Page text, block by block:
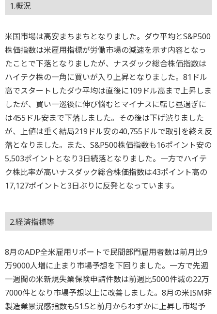
1.概況
米国市場は高安まちまちとなりました。ダウ平均とS&P500
株価指数は米雇用指標が労働市場の減速を示す内容となっ
たことで下落となりましたが、ナスダック総合株価指数は
ハイテク株の一角に買いが入り上昇となりました。81ドル
高でスタートしたダウ平均は直後に109ドル高まで上昇しま
したが、買い一巡後に伸び悩むとマイナスに転じ昼過ぎに
は455ドル安まで下落しました。その後は下げ渋りました
が、上値は重く結局219ドル安の40,755ドルで取引を終え反
落となりました。また、S&P500株価指数も16ポイント安の
5,503ポイントとなり3日続落となりました。一方でハイテ
ク株比率が高いナスダック総合株価指数は43ポイント高の
17,127ポイントと3日ぶりに反発となっています。
2.経済指標等
8月のADP全米雇用リポートで民間部門雇用者数は前月比9
万9000人増に止まり市場予想を下回りました。一方で先週
一週間の米新規失業保険申請件数は前週比5000件減の22万
7000件となり市場予想以上に改善しました。8月の米ISM非
製造業景況感指数も51.5と前月からわずかに上昇し市場予